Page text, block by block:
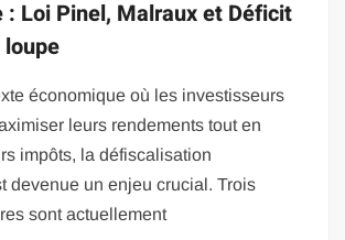
: Loi Pinel, Malraux et Déficit
loupe
économique où les investisseurs
leurs rendements tout en
impôts, la défiscalisation
devenue un enjeu crucial. Trois
sont actuellement